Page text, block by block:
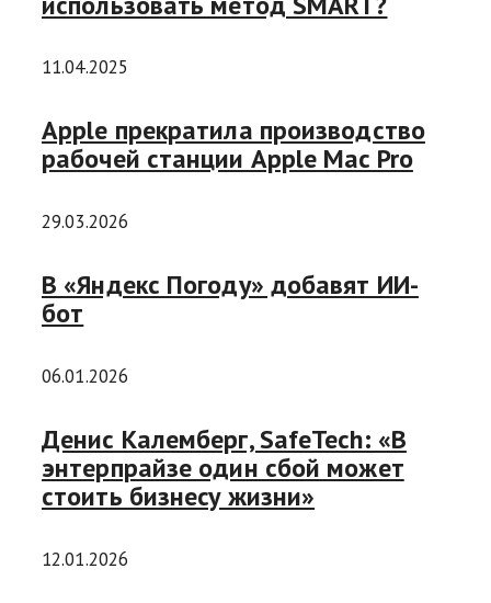
11.04.2025
Apple прекратила производство
рабочей станции Apple Mac Pro
29.03.2026
В «Яндекс Погоду» добавят ИИ-
бот
06.01.2026
Денис Калемберг, SafeTech: «В
энтерпрайзе один сбой может
стоить бизнесу жизни»
12.01.2026